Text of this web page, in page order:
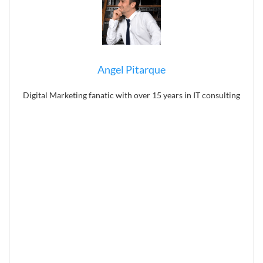
Angel Pitarque
Digital Marketing fanatic with over 15 years in IT consulting